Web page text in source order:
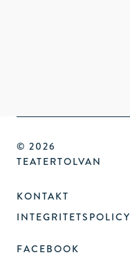
© 2026
TEATERTOLVAN
KONTAKT
INTEGRITETSPOLICY
FACEBOOK